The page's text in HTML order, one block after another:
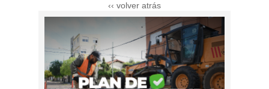
‹‹ volver atrás